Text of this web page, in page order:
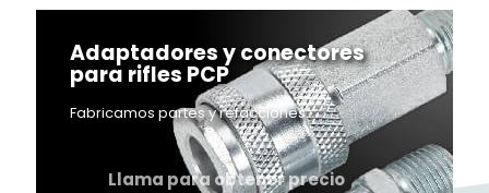
Adaptadores y conectores
para rifles PCP
Fabricamos partes y refacciones.
Llama para obtener precio